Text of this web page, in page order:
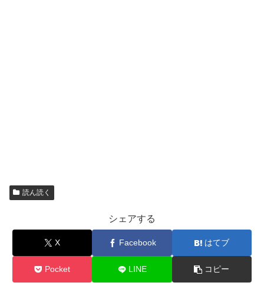
読ん読く
シェアする
X Facebook はてブ
Pocket LINE コピー